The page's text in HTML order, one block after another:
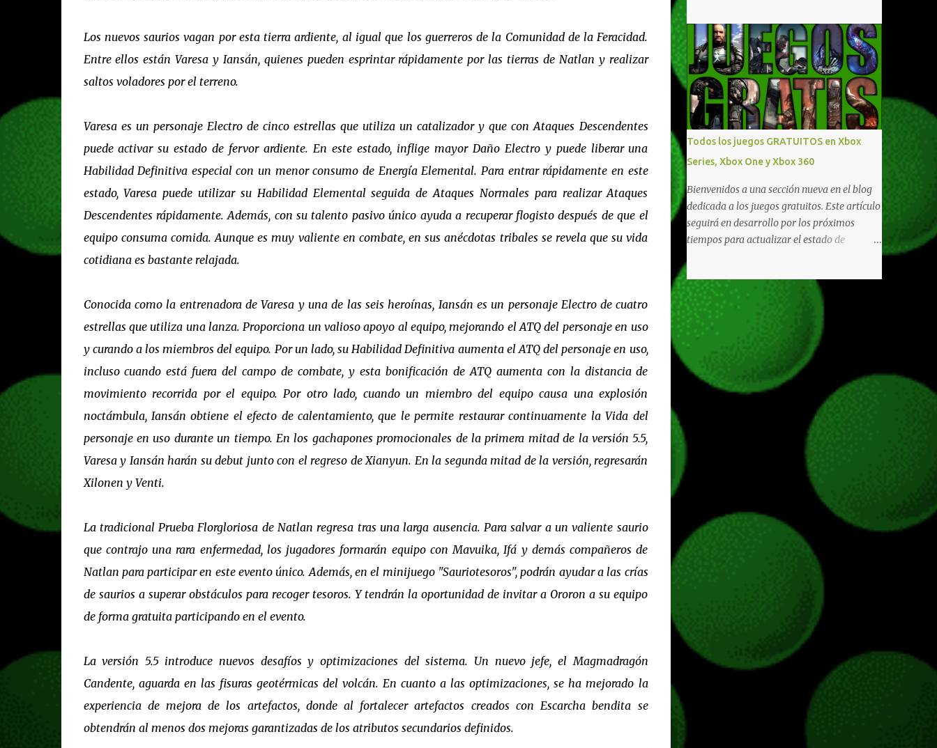
Los nuevos saurios vagan por esta tierra ardiente, al igual que los guerreros de la Comunidad de la Feracidad.
Entre ellos están Varesa y Iansán, quienes pueden esprintar rápidamente por las tierras de Natlan y realizar
saltos voladores por el terreno.
Varesa es un personaje Electro de cinco estrellas que utiliza un catalizador y que con Ataques Descendentes
puede activar su estado de fervor ardiente. En este estado, inflige mayor Daño Electro y puede liberar una
Habilidad Definitiva especial con un menor consumo de Energía Elemental. Para entrar rápidamente en este
estado, Varesa puede utilizar su Habilidad Elemental seguida de Ataques Normales para realizar Ataques
Descendentes rápidamente. Además, con su talento pasivo único ayuda a recuperar flogisto después de que el
equipo consuma comida. Aunque es muy valiente en combate, en sus anécdotas tribales se revela que su vida
cotidiana es bastante relajada.
Conocida como la entrenadora de Varesa y una de las seis heroínas, Iansán es un personaje Electro de cuatro
estrellas que utiliza una lanza. Proporciona un valioso apoyo al equipo, mejorando el ATQ del personaje en uso
y curando a los miembros del equipo. Por un lado, su Habilidad Definitiva aumenta el ATQ del personaje en uso,
incluso cuando está fuera del campo de combate, y esta bonificación de ATQ aumenta con la distancia de
movimiento recorrida por el equipo. Por otro lado, cuando un miembro del equipo causa una explosión
noctámbula, Iansán obtiene el efecto de calentamiento, que le permite restaurar continuamente la Vida del
personaje en uso durante un tiempo. En los gachapones promocionales de la primera mitad de la versión 5.5,
Varesa y Iansán harán su debut junto con el regreso de Xianyun. En la segunda mitad de la versión, regresarán
Xilonen y Venti.
La tradicional Prueba Florgloriosa de Natlan regresa tras una larga ausencia. Para salvar a un valiente saurio
que contrajo una rara enfermedad, los jugadores formarán equipo con Mavuika, Ifá y demás compañeros de
Natlan para participar en este evento único. Además, en el minijuego "Sauriotesoros", podrán ayudar a las crías
de saurios a superar obstáculos para recoger tesoros. Y tendrán la oportunidad de invitar a Ororon a su equipo
de forma gratuita participando en el evento.
La versión 5.5 introduce nuevos desafíos y optimizaciones del sistema. Un nuevo jefe, el Magmadragón
Candente, aguarda en las fisuras geotérmicas del volcán. En cuanto a las optimizaciones, se ha mejorado la
experiencia de mejora de los artefactos, donde al fortalecer artefactos creados con Escarcha bendita se
obtendrán al menos dos mejoras garantizadas de los atributos secundarios definidos.
Ofertas - Chile Ofertas - Colombia Ofertas
- México Ofertas - Estados Unidos Ofertas -
España Todas las ofertas de Xbox One
también aplican a Xbox Series, a excepción
de los jue...
conocían, así como también otras ventajas
adicionales que fueron anunciados
recientemente. Essential incluirá como
novedades una serie de ventajas para
diferentes juegos free to play que están en
Xbox y PC, que van desde skins, desbloqueo
de personajes, paquetes de armas hasta
emotes, monedas virtuales y más para
diferentes títulos. Todas estas ventajas se
pueden reclamar desde la sección de Game
Pass o en tu aplicación de Xbox yendo
directamente a la pestaña de Game Pass.
Essential también ahora sumará el acceso a
la Nube de Xbox, el cual nos permitite jugar
suscripción mediante xCloud y más de 600
juegos compatibles si es que los compramos
previamente (con más títulos en camino a
ser compatibles con la función Transmite tu
Propios Juegos). Pueden leer más...
Todos los juegos GRATUITOS en Xbox
Series, Xbox One y Xbox 360
Bienvenidos a una sección nueva en el blog
dedicada a los juegos gratuitos. Este artículo
seguirá en desarrollo por los próximos
tiempos para actualizar el estado de
así como mejorar todo mediante el feedback
de nuestros lectores. Primero que nada
hemos remarcado los juegos gratuitos que
están limitados o en otras regiones. Dichos
títulos ofrecen contenidos limitados o no se
encuentran en algunas regiones de América
Latina. Podremos ver una lista más
desarrollada, con vídeos o una descripción
de los juegos disponibles de forma gratuita
en Xbox Series, Xbox One y Xbox 360 a
continuación. LOS F2P DEJARON DE PEDIR
DE XBOX LIVE GOLD HACE TIEMPO Desde
hace más de un año, juegos como Fortnite,
Apex Legends, Halo Infinite, entre muchos
otros dejaron de pedir cualquier tipo de
suscripción de pago para ser jugados desde
Xbox One o Xbox Series. JUEGOS
GRATUITOS EN XBOX SERIES Gracias a la
retrocompatibilidad podremos jugar todo lo